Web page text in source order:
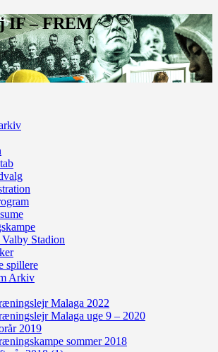
IF – FREM
Stadion
spillere
Arkiv
Malaga 2022
Malaga uge 9 – 2020
2019
sommer 2018